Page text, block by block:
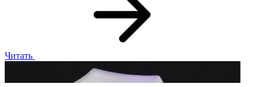
Читать